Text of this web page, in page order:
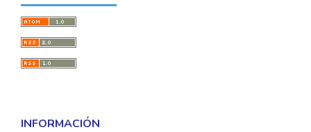
INFORMACIÓN